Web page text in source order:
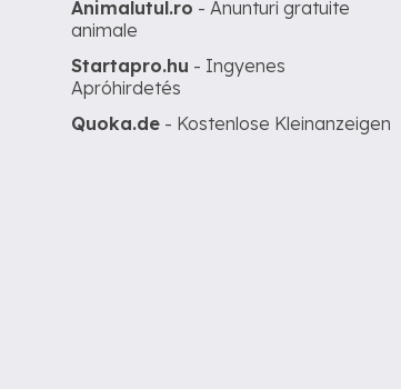
Animalutul.ro - Anunturi gratuite
animale
Startapro.hu - Ingyenes
Apróhirdetés
Quoka.de - Kostenlose Kleinanzeigen